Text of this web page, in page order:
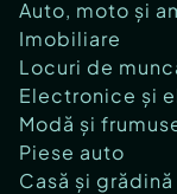
Auto, moto și
Imobiliare
Locuri de
Electronice și
Modă și
Piese auto
Casă și grădină